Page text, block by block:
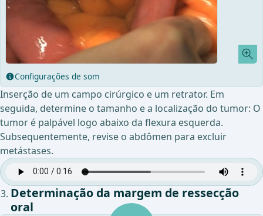
Configurações de som
Inserção de um campo cirúrgico e um retrator. Em
seguida, determine o tamanho e a localização do tumor: O
tumor é palpável logo abaixo da flexura esquerda.
Subsequentemente, revise o abdômen para excluir
metástases.
Determinação da margem de ressecção
oral